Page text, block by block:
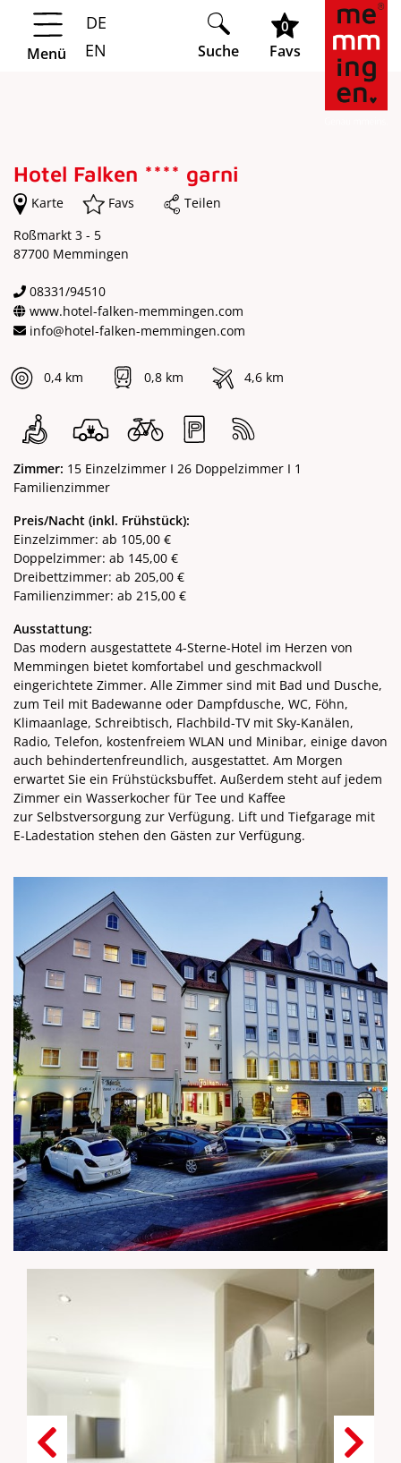
Springe zur Navigation
Springe zum Hauptinhalt
Menü
DE
EN
Suche
0
Favs
Hotel Falken **** garni
Karte Favs
Teilen
Roßmarkt 3 - 5
87700 Memmingen
08331/94510
www.hotel-falken-memmingen.com
info@hotel-falken-memmingen.com
0,4 km 0,8 km 4,6 km
Zimmer: 15 Einzelzimmer I 26 Doppelzimmer I 1
Familienzimmer
Preis/Nacht (inkl. Frühstück):
Einzelzimmer: ab 105,00 €
Doppelzimmer: ab 145,00 €
Dreibettzimmer: ab 205,00 €
Familienzimmer: ab 215,00 €
Ausstattung:
Das modern ausgestattete 4-Sterne-Hotel im Herzen von
Memmingen bietet komfortabel und geschmackvoll
eingerichtete Zimmer. Alle Zimmer sind mit Bad und Dusche,
zum Teil mit Badewanne oder Dampfdusche, WC, Föhn,
Klimaanlage, Schreibtisch, Flachbild-TV mit Sky-Kanälen,
Radio, Telefon, kostenfreiem WLAN und Minibar, einige davon
auch behindertenfreundlich, ausgestattet. Am Morgen
erwartet Sie ein Frühstücksbuffet. Außerdem steht auf jedem
Zimmer ein Wasserkocher für Tee und Kaffee
zur Selbstversorgung zur Verfügung. Lift und Tiefgarage mit
E-Ladestation stehen den Gästen zur Verfügung.